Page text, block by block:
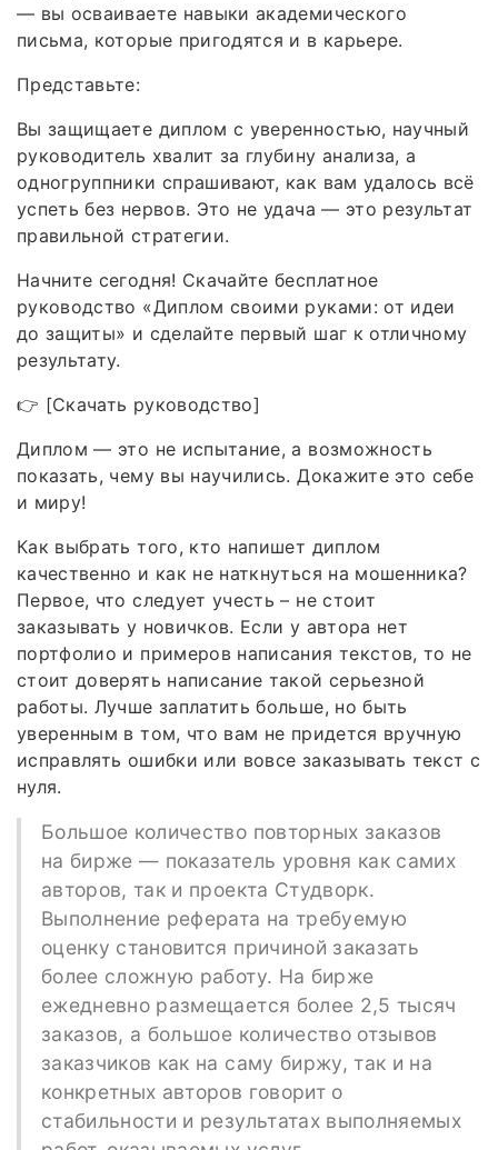
— вы осваиваете навыки академического
письма, которые пригодятся и в карьере.
Представьте:
Вы защищаете диплом с уверенностью, научный
руководитель хвалит за глубину анализа, а
одногруппники спрашивают, как вам удалось всё
успеть без нервов. Это не удача — это результат
правильной стратегии.
Начните сегодня! Скачайте бесплатное
руководство «Диплом своими руками: от идеи
до защиты» и сделайте первый шаг к отличному
результату.
👉 [Скачать руководство]
Диплом — это не испытание, а возможность
показать, чему вы научились. Докажите это себе
и миру!
Как выбрать того, кто напишет диплом
качественно и как не наткнуться на мошенника?
Первое, что следует учесть – не стоит
заказывать у новичков. Если у автора нет
портфолио и примеров написания текстов, то не
стоит доверять написание такой серьезной
работы. Лучше заплатить больше, но быть
уверенным в том, что вам не придется вручную
исправлять ошибки или вовсе заказывать текст с
нуля.
Большое количество повторных заказов
на бирже — показатель уровня как самих
авторов, так и проекта Студворк.
Выполнение реферата на требуемую
оценку становится причиной заказать
более сложную работу. На бирже
ежедневно размещается более 2,5 тысяч
заказов, а большое количество отзывов
заказчиков как на саму биржу, так и на
конкретных авторов говорит о
стабильности и результатах выполняемых